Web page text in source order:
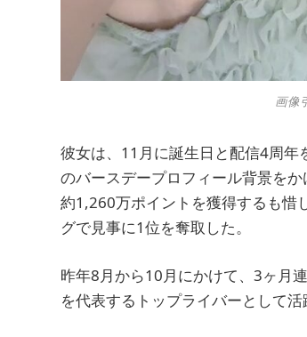
画像
彼女は、11月に誕生日と配信4周
のバースデープロフィール背景を
約1,260万ポイントを獲得するも惜
グで見事に1位を奪取した。
昨年8月から10月にかけて、3ヶ月
を代表するトップライバーとして活